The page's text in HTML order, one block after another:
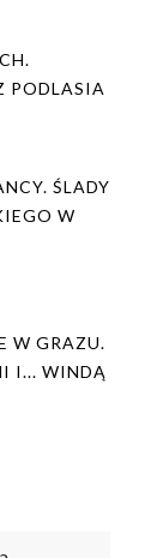
PODLASIA
ŚLADY
W
W GRAZU.
I... WINDĄ